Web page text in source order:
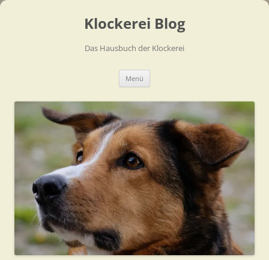
Klockerei Blog
Das Hausbuch der Klockerei
Menü